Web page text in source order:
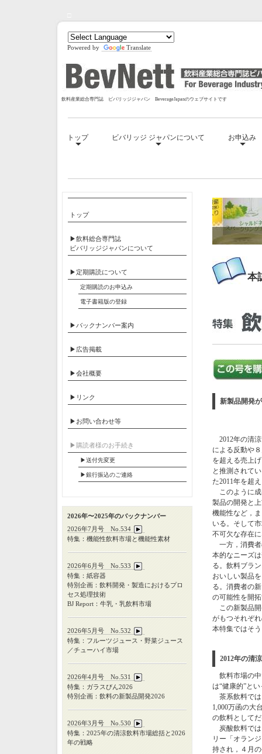
Powered by Translate
飲料産業総合専門誌 ビバリッジジャパン BeverageJapanのウェブサイトです
トップ ビバリッジ ジャパンについて お申込み
本
新製品開発
2012年の清
による反動や
を超える売上
と推測されて
た2011年を超
このように成
製品の開発と
機能性など，
いる。そして
不可欠な存在
一方，消費者
本的なニーズ
る。飲料ブラ
おいしい製品
る。消費者の
の可能性を開
この新製品開
がもつそれぞ
本特集ではそ
2012年の清
飲料市場の中
は“健康的”と
茶系飲料では
1,000万函の大
の飲料として
炭酸飲料では
リー「オラン
持され，４月
トップ
▶飲料総合専門誌
ビバリッジジャパンについて
▶定期購読について
定期購読のお申込み
電子書籍版の登録
▶バックナンバー案内
▶広告掲載
▶会社概要
▶リンク
▶お問い合わせ等
▶︎購読者様のお手続き
▶送付先変更
▶︎銀行振込のご連絡
2026年〜2025年のバックナンバー
2026年7月号 No.534
特集：機能性飲料市場と機能性素材
2026年6月号 No.533
特集：紙容器
特別企画：飲料開発・製造におけるプロ
セス処理技術
BJ Report：牛乳・乳飲料市場
2026年5月号 No.532
特集：フルーツジュース・野菜ジュース
／チューハイ市場
2026年4月号 No.531
特集：ガラスびん2026
特別企画：飲料の新製品開発2026
2026年3月号 No.530
特集：2025年の清涼飲料市場総括と2026
年の戦略